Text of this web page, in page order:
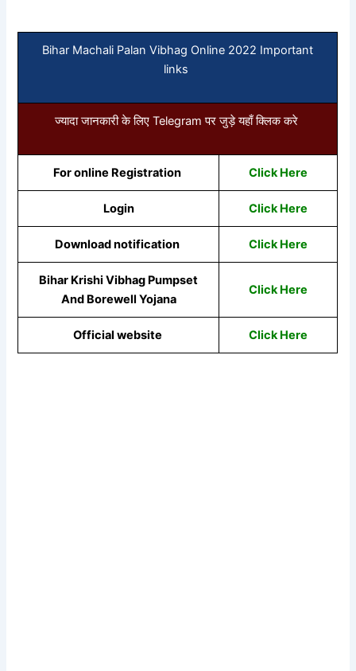
Bihar Machali Palan Vibhag Online 2022 Important
links
ज्यादा जानकारी के लिए Telegram पर जुड़े यहाँ क्लिक करे
For online Registration Click Here
Login Click Here
Download notification Click Here
Bihar Krishi Vibhag Pumpset
And Borewell Yojana
Click Here
Official website Click Here